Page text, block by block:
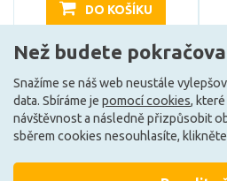
DO KOŠÍKU
Může být u Vás 16. 9.
Než budete
Snažíme se náš web neustále
data. Sbíráme je pomocí cookies,
návštěvnost a následně přizpůsobit
sběrem cookies nesouhlasíte, klikněte